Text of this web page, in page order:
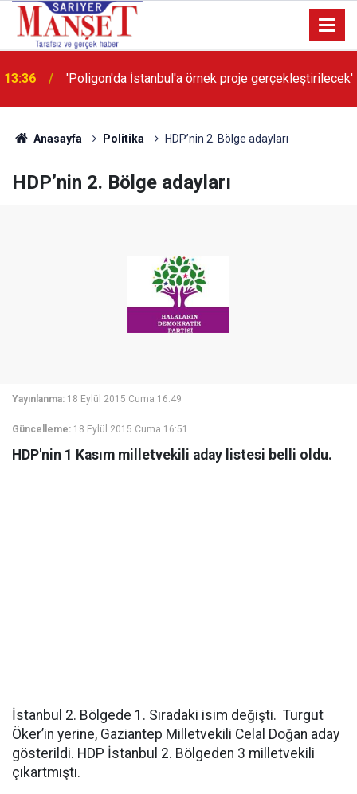
13:36 'Poligon'da İstanbul'a örnek proje gerçekleştirilecek'
Anasayfa Politika HDP’nin 2. Bölge adayları
HDP’nin 2. Bölge adayları
Yayınlanma: 18 Eylül 2015 Cuma 16:49
Güncelleme: 18 Eylül 2015 Cuma 16:51
HDP'nin 1 Kasım milletvekili aday listesi belli oldu.
İstanbul 2. Bölgede 1. Sıradaki isim değişti. Turgut
Öker’in yerine, Gaziantep Milletvekili Celal Doğan aday
gösterildi. HDP İstanbul 2. Bölgeden 3 milletvekili
çıkartmıştı.